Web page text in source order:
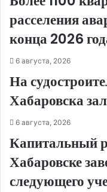
расселения
конца 2026
6 августа, 2026
На
Хабаровска
6 августа, 2026
Капитальный
Хабаровске
следующего